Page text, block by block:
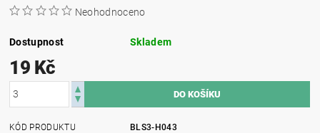
Neohodnoceno
Dostupnost Skladem
19 Kč
KÓD PRODUKTU
BLS3-H043